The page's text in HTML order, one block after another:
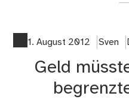
1. August 2012 Sven
Geld